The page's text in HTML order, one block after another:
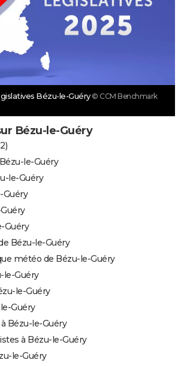
Bézu-le-Guéry © CCM Benchmark
Bézu-le-Guéry
le-Guéry
le-Guéry
Guéry
Guéry
Bézu-le-Guéry
météo de Bézu-le-Guéry
le-Guéry
le-Guéry
Guéry
Bézu-le-Guéry
à Bézu-le-Guéry
le-Guéry